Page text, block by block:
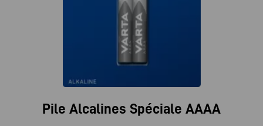
Pile Alcalines Spéciale AAAA